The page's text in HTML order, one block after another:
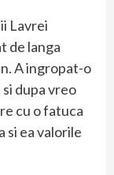
Lavrei
de langa
A ingropat-o
dupa vreo
cu o fatuca
si ea valorile